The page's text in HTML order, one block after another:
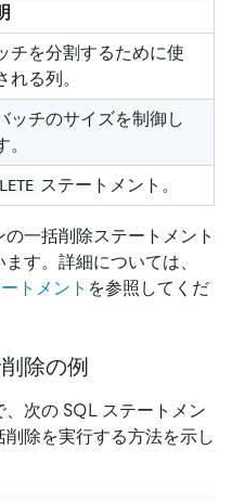
チを分割するために使
れる列。
ッチのサイズを制御し
。
ステートメント。
一括削除ステートメント
す。詳細については、
トメント を参照してくだ
除の例
、次の SQL ステートメン
削除を実行する方法を示し